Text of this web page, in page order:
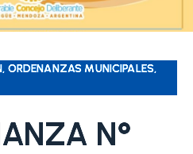
ORDENANZAS MUNICIPALES,
N°